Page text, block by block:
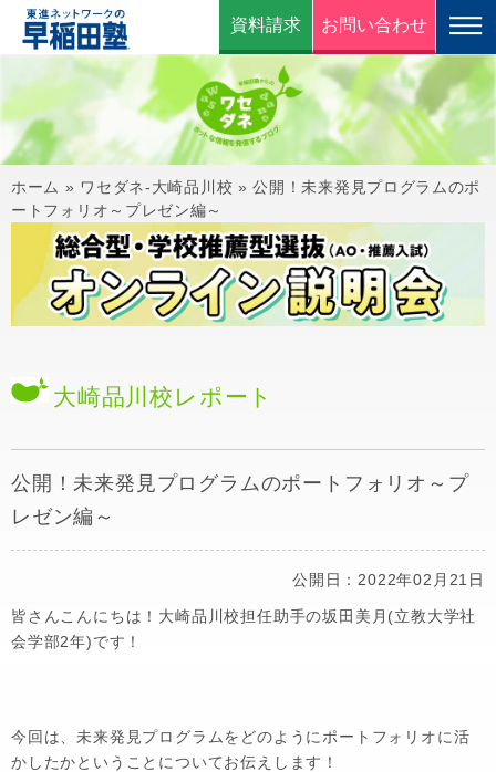
資料請求 お問い合わせ
ホーム » ワセダネ-大崎品川校 »公開！未来発見プログラムのポ
ートフォリオ～プレゼン編～
大崎品川校 レポート
公開！未来発見プログラムのポートフォリオ～プ
レゼン編～
公開日：2022年02月21日
皆さんこんにちは！大崎品川校担任助手の坂田美月(立教大学社
会学部2年)です！
今回は、未来発見プログラムをどのようにポートフォリオに活
かしたかということについてお伝えします！